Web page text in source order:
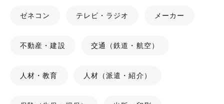
ゼネコン テレビ・ラジオ メーカー
不動産・建設 交通（鉄道・航空）
人材・教育 人材（派遣・紹介）